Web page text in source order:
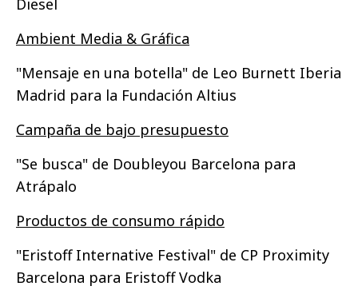
Ambient Media & Gráfica
"Mensaje en una botella" de Leo Burnett Iberia
Madrid para la Fundación Altius
Campaña de bajo presupuesto
"Se busca" de Doubleyou Barcelona para
Atrápalo
Productos de consumo rápido
"Eristoff Internative Festival" de CP Proximity
Barcelona para Eristoff Vodka